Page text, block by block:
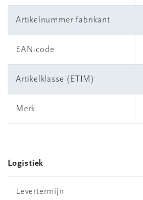
Artikelnummer fabrikant
EAN-code
Artikelklasse (ETIM)
Merk
Logistiek
Levertermijn